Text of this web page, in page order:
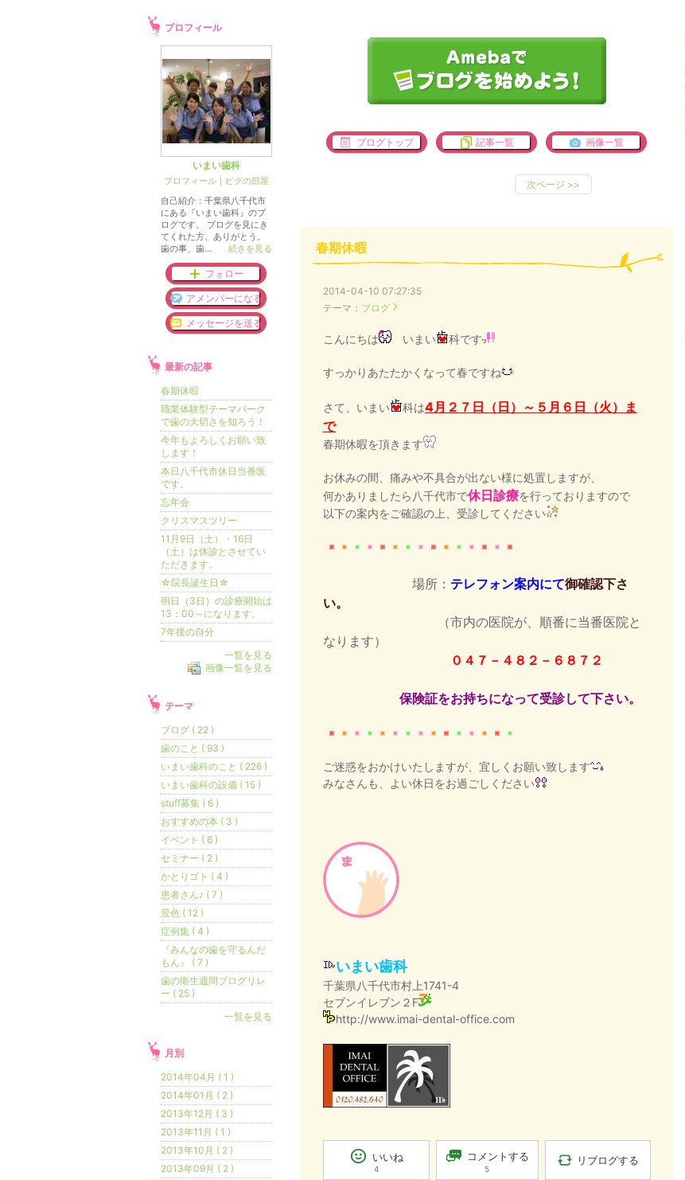
ブログトップ 記事一覧 画像一覧
次ページ >>
春期休暇
2014-04-10 07:27:35
テーマ： ブログ
こんにちは いまい 科です
すっかりあたたかくなって春ですね
さて、いまい 科は4月２７日（日）～５月６日（火）ま
で
春期休暇を頂きます
お休みの間、痛みや不具合が出ない様に処置しますが
何かありましたら八千代市で休日診療を行っておりますので
以下の案内をご確認の上、受診してください
場所： テレフォン案内にて御確認下さ
い。
（市内の医院が、順番に当番医院と
なります）
０４７－４８２－６８７２
保険証をお持ちになって受診して下さい。
ご迷惑をおかけいたしますが、宜しくお願い致します
みなさんも、
よい休日をお過ごしください
いまい歯科
千葉県八千代市村上1741-4
セブンイレブン２F
http://www.imai-dental-office.com
いいね
4
コメントする
5
リブログする
プロフィール
いまい歯科
プロフィール ｜ ピグの部屋
自己紹介：千葉県八千代市
にある『いまい歯科』のブ
ログです。 ブログを見にき
てくれた方、ありがとう。
歯の事、歯...
続きを見る
フォロー
アメンバーになる
メッセージを送る
最新の記事
春期休暇
職業体験型テーマパーク
で歯の大切さを知ろう！
今年もよろしくお願い致
します！
本日八千代市休日当番医
です。
忘年会
クリスマスツリー
11月9日（土）・16日
（土）は休診とさせてい
ただきます。
☆院長誕生日☆
明日（3日）の診療開始は
13：00～になります。
7年後の自分
一覧を見る
画像一覧を見る
テーマ
ブログ ( 22 )
歯のこと ( 93 )
いまい歯科のこと ( 226 )
いまい歯科の設備 ( 15 )
stuff募集 ( 6 )
おすすめの本 ( 3 )
イベント ( 6 )
セミナー ( 2 )
かとりゴト ( 4 )
患者さん♪ ( 7 )
景色 ( 12 )
症例集 ( 4 )
『みんなの歯を守るんだ
もん』 ( 7 )
歯の衛生週間ブログリレ
ー ( 25 )
一覧を見る
月別
2014年04月 ( 1 )
2014年01月 ( 2 )
2013年12月 ( 3 )
2013年11月 ( 1 )
2013年10月 ( 2 )
2013年09月 ( 2 )